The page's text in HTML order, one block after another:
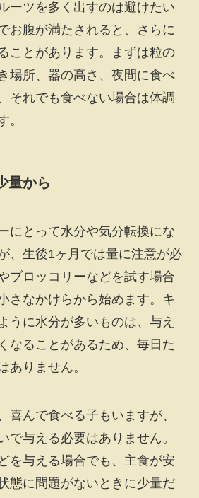
ーツを多く出すのは避けたい
お腹が満たされると、さらに
ことがあります。まずは粒の
場所、器の高さ、夜間に食べ
それでも食べない場合は体調
。
量から
にとって水分や気分転換にな
、生後1ヶ月では量に注意が必
ブロッコリーなどを試す場合
さなかけらから始めます。キ
うに水分が多いものは、与え
なることがあるため、毎日た
ありません。
喜んで食べる子もいますが、
で与える必要はありません。
を与える場合でも、主食が安
態に問題がないときに少量だ